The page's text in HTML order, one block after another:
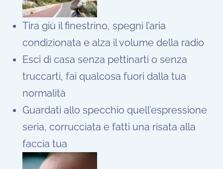
Tira giù il finestrino, spegni l’aria
condizionata e alza il volume della radio
Esci di casa senza pettinarti o senza
truccarti, fai qualcosa fuori dalla tua
normalità
Guardati allo specchio quell’espressione
seria, corrucciata e fatti una risata alla
faccia tua